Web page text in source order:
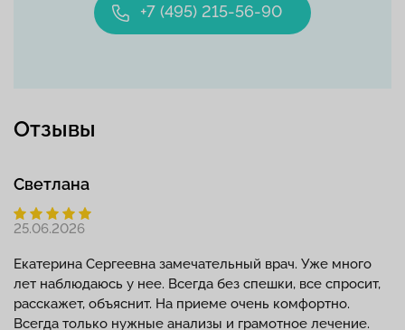
+7 (495) 215-56-90
Отзывы
Светлана
25.06.2026
Екатерина Сергеевна замечательный врач. Уже много
лет наблюдаюсь у нее. Всегда без спешки, все спросит,
расскажет, объяснит. На приеме очень комфортно.
Всегда только нужные анализы и грамотное лечение.